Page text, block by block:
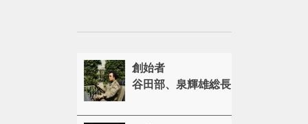
創始者
谷田部、泉輝雄総長